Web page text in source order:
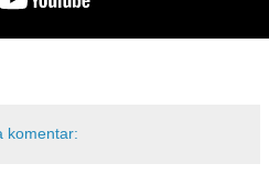
komentar: